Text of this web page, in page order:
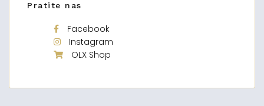
Pratite nas
Facebook
Instagram
OLX Shop